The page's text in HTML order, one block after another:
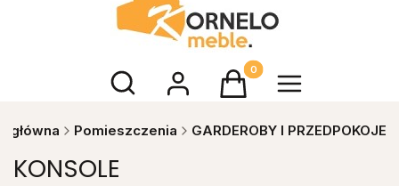
Otwórz wyszukiwarkęProdukty w koszyku: 0.
główna Pomieszczenia GARDEROBY I PRZEDPOKOJE
KONSOLE